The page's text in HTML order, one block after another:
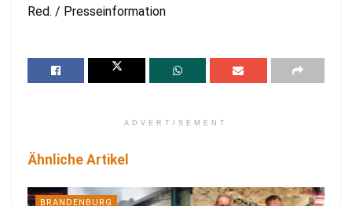
Red. / Presseinformation
ADVERTISEMENT
Ähnliche Artikel
BRANDENBURG